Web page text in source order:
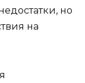
но
на